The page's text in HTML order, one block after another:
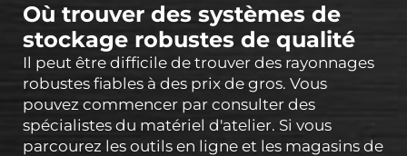
Où trouver des systèmes de
stockage robustes de qualité
Il peut être difficile de trouver des rayonnages
robustes fiables à des prix de gros. Vous
pouvez commencer par consulter des
spécialistes du matériel d'atelier. Si vous
parcourez les outils en ligne et les magasins de